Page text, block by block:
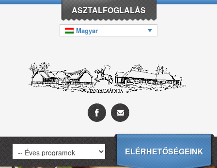
ASZTALFOGLALÁS
Magyar
ELÉRHETŐSÉGEINK